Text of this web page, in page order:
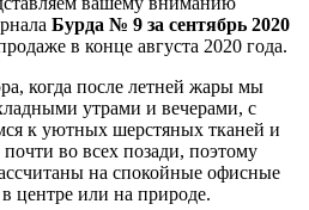
Бурда № 9 за сентябрь 2020
в конце августа 2020 года.
когда после летней жары мы
утрами и вечерами, с
к уютных шерстяных тканей и
во всех позади, поэтому
на спокойные офисные
центре или на природе.